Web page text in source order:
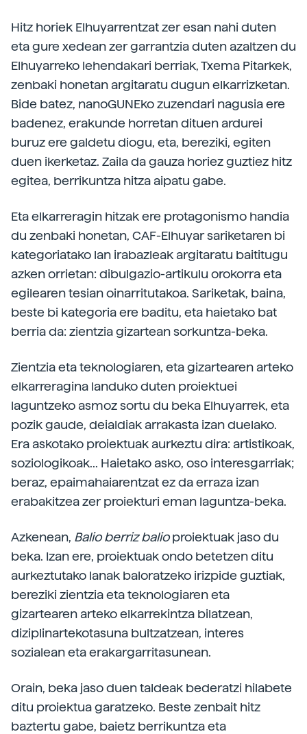
Hitz horiek Elhuyarrentzat zer esan nahi duten
eta gure xedean zer garrantzia duten azaltzen du
Elhuyarreko lehendakari berriak, Txema Pitarkek,
zenbaki honetan argitaratu dugun elkarrizketan.
Bide batez, nanoGUNEko zuzendari nagusia ere
badenez, erakunde horretan dituen ardurei
buruz ere galdetu diogu, eta, bereziki, egiten
duen ikerketaz. Zaila da gauza horiez guztiez hitz
egitea, berrikuntza hitza aipatu gabe.
Eta elkarreragin hitzak ere protagonismo handia
du zenbaki honetan, CAF-Elhuyar sariketaren bi
kategoriatako lan irabazleak argitaratu baititugu
azken orrietan: dibulgazio-artikulu orokorra eta
egilearen tesian oinarritutakoa. Sariketak, baina,
beste bi kategoria ere baditu, eta haietako bat
berria da: zientzia gizartean sorkuntza-beka.
Zientzia eta teknologiaren, eta gizartearen arteko
elkarreragina landuko duten proiektuei
laguntzeko asmoz sortu du beka Elhuyarrek, eta
pozik gaude, deialdiak arrakasta izan duelako.
Era askotako proiektuak aurkeztu dira: artistikoak,
soziologikoak... Haietako asko, oso interesgarriak;
beraz, epaimahaiarentzat ez da erraza izan
erabakitzea zer proiekturi eman laguntza-beka.
Azkenean, Balio berriz balioproiektuak jaso du
beka. Izan ere, proiektuak ondo betetzen ditu
aurkeztutako lanak baloratzeko irizpide guztiak,
bereziki zientzia eta teknologiaren eta
gizartearen arteko elkarrekintza bilatzean,
diziplinartekotasuna bultzatzean, interes
sozialean eta erakargarritasunean.
Orain, beka jaso duen taldeak bederatzi hilabete
ditu proiektua garatzeko. Beste zenbait hitz
baztertu gabe, baietz berrikuntza eta